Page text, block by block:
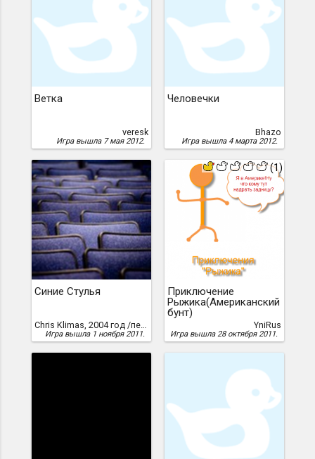
Ветка
veresk
Игра вышла 7 мая 2012.
Человечки
Bhazo
Игра вышла 4 марта 2012.
Синие Стулья
Chris Klimas, 2004 год /перевод Вячеслава Добранова, 2011 г./
Игра вышла 1 ноября 2011.
(1)
Приключение
Рыжика(Американский
бунт)
YniRus
Игра вышла 28 октября 2011.